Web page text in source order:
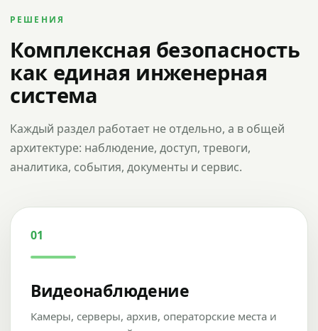
РЕШЕНИЯ
Комплексная безопасность
как единая инженерная
система
Каждый раздел работает не отдельно, а в общей
архитектуре: наблюдение, доступ, тревоги,
аналитика, события, документы и сервис.
01
Видеонаблюдение
Камеры, серверы, архив, операторские места и